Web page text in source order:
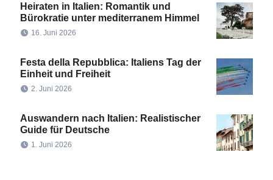
Heiraten in Italien: Romantik und
Bürokratie unter mediterranem Himmel
16. Juni 2026
Festa della Repubblica: Italiens Tag der
Einheit und Freiheit
2. Juni 2026
Auswandern nach Italien: Realistischer
Guide für Deutsche
1. Juni 2026